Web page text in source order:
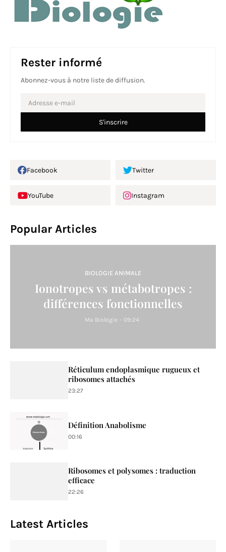
Rester informé
Abonnez-vous à notre liste de diffusion.
Facebook Twitter
YouTube Instagram
Popular Articles
BIOLOGIE ANIMALE
Ionotropes vs métabotropes :
différences fonctionnelles
Ma Biologie - 09:24
Réticulum endoplasmique rugueux et
ribosomes attachés
23:27
Définition Anabolisme
00:16
Ribosomes et polysomes : traduction
efficace
22:26
Latest Articles